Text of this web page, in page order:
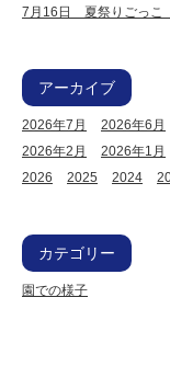
7月16日 夏祭りごっこ
アーカイブ
2026年7月 2026年6月
2026年2月
2026年1月
2026
2025 2024
カテゴリー
園での様子